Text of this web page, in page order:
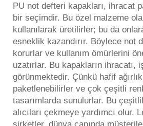
PU not defteri kapakları, ihracat
bir seçimdir. Bu özel malzeme
kullanılarak üretilirler; bu da
esneklik kazandırır. Böylece not
korurlar ve kullanım ömürlerini
uzatırlar. Bu kapakların ihracatı,
görünmektedir. Çünkü hafif
paketlenebilirler ve çok çeşitli
tasarımlarda sunulurlar. Bu
alıcıları çekmeye yardımcı olur.
şirketler, dünya çapında